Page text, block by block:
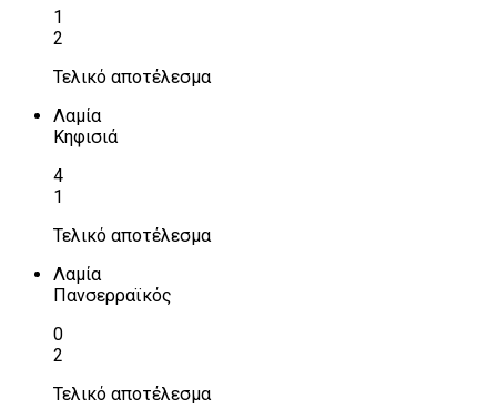
1
2
Τελικό αποτέλεσμα
Λαμία
Κηφισιά
4
1
Τελικό αποτέλεσμα
Λαμία
Πανσερραϊκός
0
2
Τελικό αποτέλεσμα